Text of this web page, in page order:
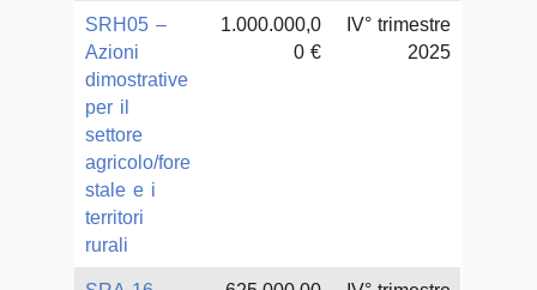
SRH05 –
Azioni
dimostrative
per il
settore
agricolo/fore
stale e i
territori
rurali
1.000.000,0
0 €
IV° trimestre
2025